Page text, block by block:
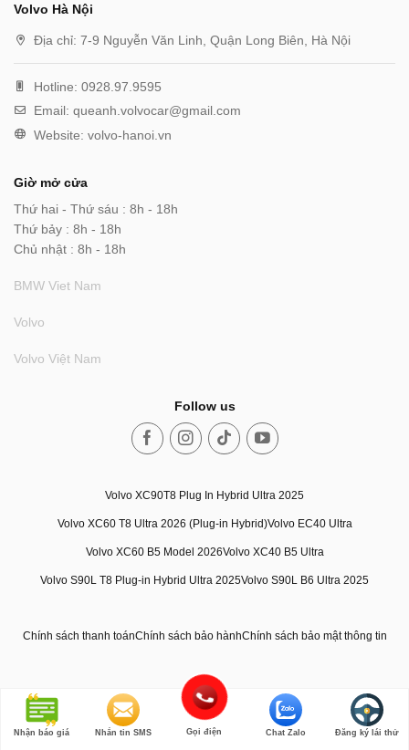
Volvo Hà Nội
Địa chỉ: 7-9 Nguyễn Văn Linh, Quận Long Biên, Hà Nội
Hotline: 0928.97.9595
Email: queanh.volvocar@gmail.com
Website: volvo-hanoi.vn
Volvo XC90T8 Plug In Hybrid Ultra 2025
Volvo XC60 T8 Ultra 2026 (Plug-in Hybrid)Volvo EC40 Ultra
Volvo XC60 B5 Model 2026Volvo XC40 B5 Ultra
Volvo S90L T8 Plug-in Hybrid Ultra 2025Volvo S90L B6 Ultra 2025
Chính sách thanh toánChính sách bảo hànhChính sách bảo mật thông tin
Giờ mở cửa
Thứ hai - Thứ sáu : 8h - 18h
Thứ bảy : 8h - 18h
Chủ nhật : 8h - 18h
BMW Viet Nam
Volvo
Volvo Việt Nam
Follow us
Nhận báo giá Nhắn tin SMS Gọi điện Chat Zalo Đăng ký lái thử